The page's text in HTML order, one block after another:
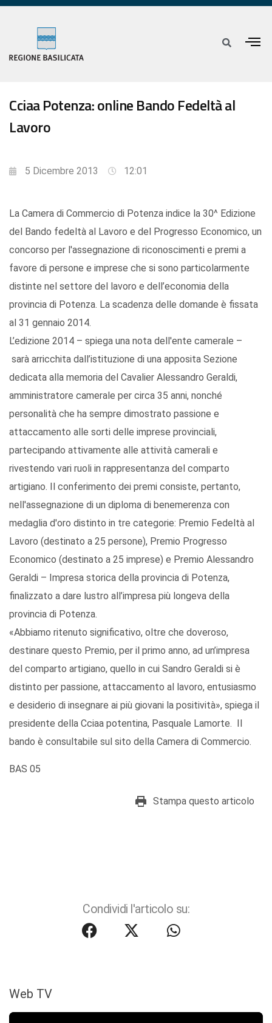
Cciaa Potenza: online Bando Fedeltà al
Lavoro
5 Dicembre 2013 12:01
La Camera di Commercio di Potenza indice la 30^ Edizione
del Bando fedeltà al Lavoro e del Progresso Economico, un
concorso per l'assegnazione di riconoscimenti e premi a
favore di persone e imprese che si sono particolarmente
distinte nel settore del lavoro e dell’economia della
provincia di Potenza. La scadenza delle domande è fissata
al 31 gennaio 2014.
L’edizione 2014 – spiega una nota dell'ente camerale –
sarà arricchita dall’istituzione di una apposita Sezione
dedicata alla memoria del Cavalier Alessandro Geraldi,
amministratore camerale per circa 35 anni, nonché
personalità che ha sempre dimostrato passione e
attaccamento alle sorti delle imprese provinciali,
partecipando attivamente alle attività camerali e
rivestendo vari ruoli in rappresentanza del comparto
artigiano. Il conferimento dei premi consiste, pertanto,
nell'assegnazione di un diploma di benemerenza con
medaglia d'oro distinto in tre categorie: Premio Fedeltà al
Lavoro (destinato a 25 persone), Premio Progresso
Economico (destinato a 25 imprese) e Premio Alessandro
Geraldi – Impresa storica della provincia di Potenza,
finalizzato a dare lustro all’impresa più longeva della
provincia di Potenza.
«Abbiamo ritenuto significativo, oltre che doveroso,
destinare questo Premio, per il primo anno, ad un’impresa
del comparto artigiano, quello in cui Sandro Geraldi si è
distinto per passione, attaccamento al lavoro, entusiasmo
e desiderio di insegnare ai più giovani la positività», spiega il
presidente della Cciaa potentina, Pasquale Lamorte. Il
bando è consultabile sul sito della Camera di Commercio.
BAS 05
Stampa questo articolo
Condividi l'articolo su:
Web TV